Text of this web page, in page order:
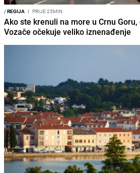
/REGIJA I PRIJE 25MIN
Ako ste krenuli na more u Crnu
Vozače očekuje veliko iznenađenje